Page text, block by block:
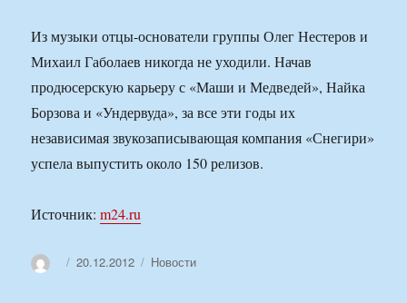
Из музыки отцы-основатели группы Олег Нестеров и
Михаил Габолаев никогда не уходили. Начав
продюсерскую карьеру с «Маши и Медведей», Найка
Борзова и «Ундервуда», за все эти годы их
независимая звукозаписывающая компания «Снегири»
успела выпустить около 150 релизов.
Источник:m24.ru
АвторОпубликовано
20.12.2012 Рубрики
Новости